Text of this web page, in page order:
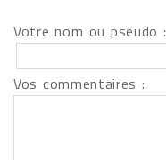
Votre nom ou pseudo :
Vos commentaires :